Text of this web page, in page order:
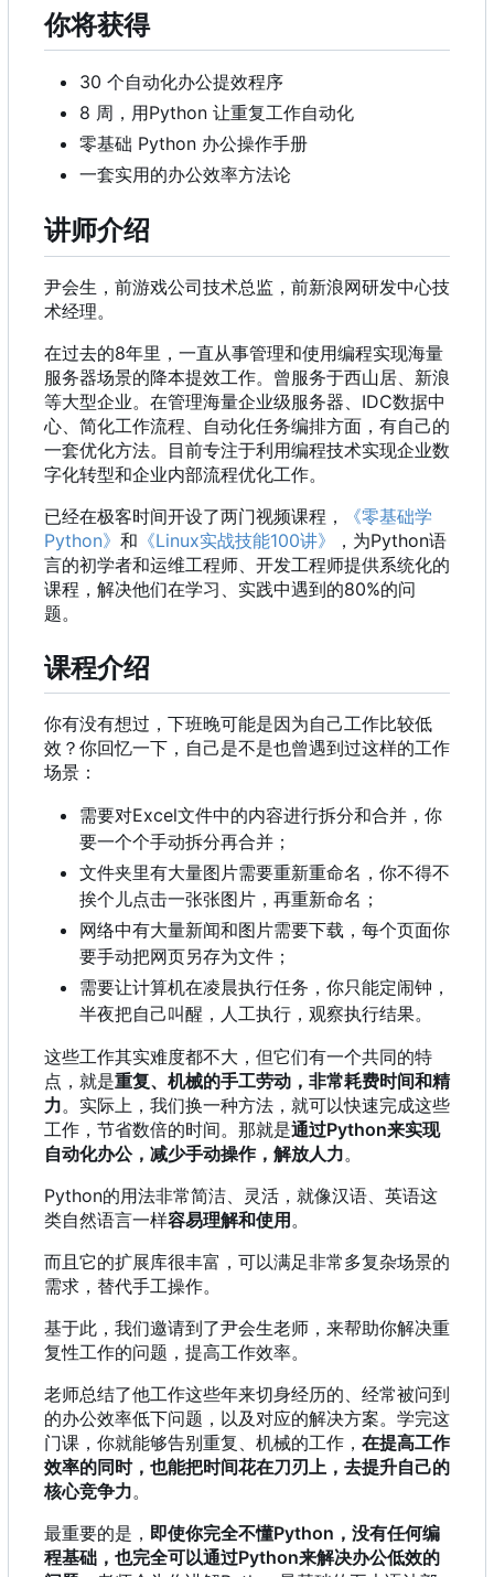
你将获得
30 个自动化办公提效程序
8 周 ， 用Python 让重复工作自动化
零基础 Python 办公操作手册
一套实用的办公效率方法论
讲师介绍
尹会生，前游戏公司技术总监，前新浪网研发中心技
术经理。
在过去的8年里 ， 一直从事管理和使用编程实现海量
服务器场景的降本提效工作。曾服务于西山居、新浪
等大型企业。在管理海量企业级服务器、IDC数据中
心、简化工作流程、自动化任务编排方面 ， 有自己的
一套优化方法。目前专注于利用编程技术实现企业数
字化转型和企业内部流程优化工作。
已经在极客时间开设了两门视频课程，
《零基础学
Python》 和 《Linux实战技能100讲》 ， 为Python语
言的初学者和运维工程师、开发工程师提供系统化的
课程 ， 解决他们在学习、实践中遇到的80%的问
题。
课程介绍
你有没有想过，下班晚可能是因为自己工作比较低
效？你回忆一下，自己是不是也曾遇到过这样的工作
场景：
需要对Excel文件中的内容进行拆分和合并 ， 你
要一个个手动拆分再合并 ；
文件夹里有大量图片需要重新重命名，你不得不
挨个儿点击一张张图片，再重新命名；
网络中有大量新闻和图片需要下载，每个页面你
要手动把网页另存为文件；
需要让计算机在凌晨执行任务，你只能定闹钟，
半夜把自己叫醒，人工执行，观察执行结果。
这些工作其实难度都不大，但它们有一个共同的特
点，就是重复、机械的手工劳动，非常耗费时间和精
力。实际上，我们换一种方法，就可以快速完成这些
工作，节省数倍的时间。那就是通过Python来实现
自动化办公， 减少手动操作， 解放人力。
Python的用法非常简洁、灵活 ， 就像汉语、英语这
类自然语言一样容易理解和使用。
而且它的扩展库很丰富，可以满足非常多复杂场景的
需求，替代手工操作。
基于此，我们邀请到了尹会生老师，来帮助你解决重
复性工作的问题，提高工作效率。
老师总结了他工作这些年来切身经历的、经常被问到
的办公效率低下问题，以及对应的解决方案。学完这
门课，你就能够告别重复、机械的工作， 在提高工作
效率的同时，也能把时间花在刀刃上，去提升自己的
核心竞争力。
最重要的是， 即使你完全不懂Python ， 没有任何编
程基础 ， 也完全可以通过Python来解决办公低效的